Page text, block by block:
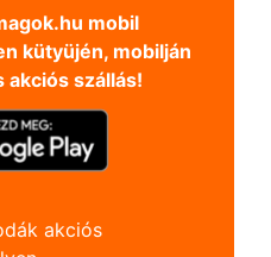
mobil
kütyüjén, mobilján
akciós szállás!
akciós